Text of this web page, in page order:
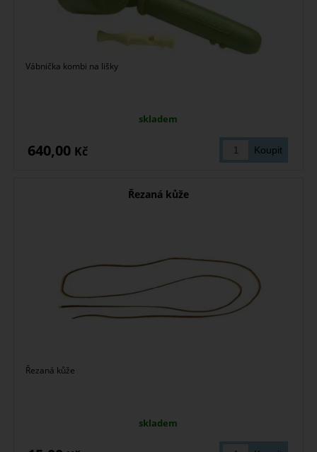
Vábnička kombi na lišky
skladem
640,00 Kč
Řezaná kůže
Řezaná kůže
skladem